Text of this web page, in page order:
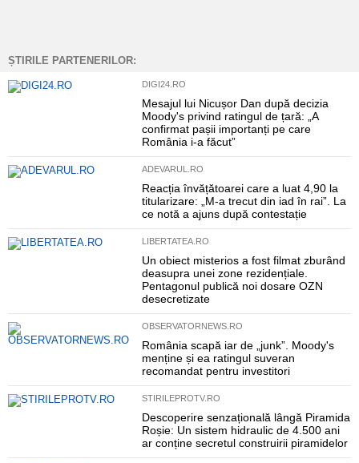
ȘTIRILE PARTENERILOR:
DIGI24.RO
Mesajul lui Nicușor Dan după decizia
Moody's privind ratingul de țară: „A
confirmat pașii importanți pe care
România i-a făcut”
ADEVARUL.RO
Reacția învățătoarei care a luat 4,90 la
titularizare: „M-a trecut din iad în rai”. La
ce notă a ajuns după contestație
LIBERTATEA.RO
Un obiect misterios a fost filmat zburând
deasupra unei zone rezidențiale.
Pentagonul publică noi dosare OZN
desecretizate
OBSERVATORNEWS.RO
România scapă iar de „junk”. Moody's
menține și ea ratingul suveran
recomandat pentru investitori
STIRILEPROTV.RO
Descoperire senzațională lângă Piramida
Roșie: Un sistem hidraulic de 4.500 ani
ar conține secretul construirii piramidelor